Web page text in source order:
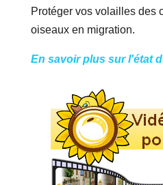
Protéger vos volailles des
oiseaux en migration.
En savoir plus sur l'état